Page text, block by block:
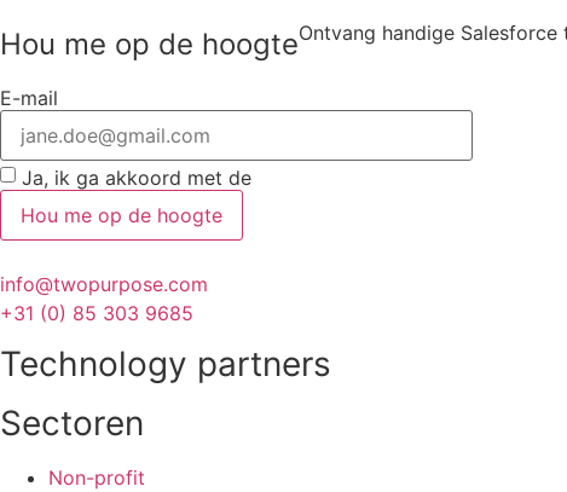
Hou me op de hoogteOntvang handige
E-mail
Ja, ik ga akkoord met de
Hou me op de hoogte
info@twopurpose.com
+31 (0) 85 303 9685
Technology partners
Sectoren
Non-profit